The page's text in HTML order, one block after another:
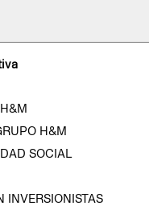
H&M
SOCIAL
INVERSIONISTAS